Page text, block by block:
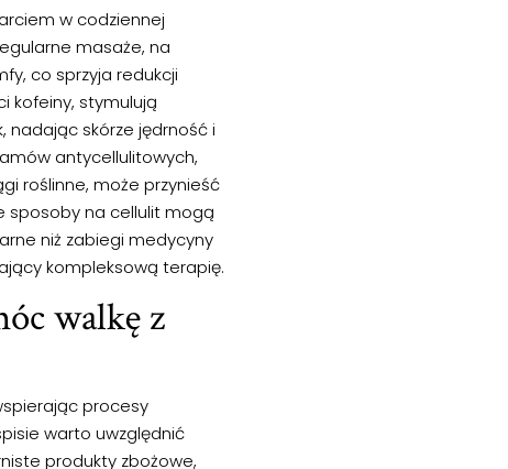
w codziennej
masaże, na
co sprzyja redukcji
kofeiny, stymulują
nadając skórze jędrność i
antycellulitowych,
roślinne, może przynieść
sposoby na cellulit mogą
niż zabiegi medycyny
kompleksową terapię.
walkę z
procesy
warto uwzględnić
produkty zbożowe,